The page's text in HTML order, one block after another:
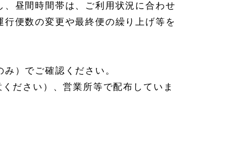
昼間時間帯は、ご利用状況に合わせ
便数の変更や最終便の繰り上げ等を
）でご確認ください。
ださい）、営業所等で配布していま